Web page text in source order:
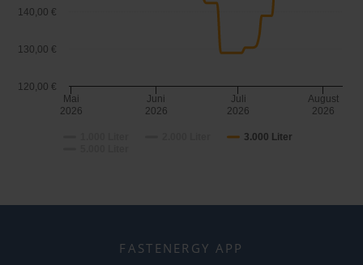
3.000 Liter
Mai
2026
Juni
2026
Juli
2026
August
2026
120,00 €
130,00 €
140,00 €
FASTENERGY APP